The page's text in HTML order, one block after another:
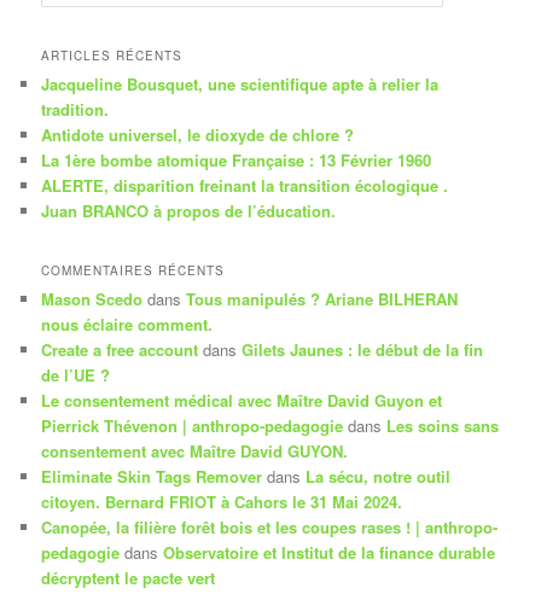
h
r
c
h
e
ARTICLES RÉCENTS
Jacqueline Bousquet, une scientifique apte à relier la
tradition.
Antidote universel, le dioxyde de chlore ?
La 1ère bombe atomique Française : 13 Février 1960
ALERTE, disparition freinant la transition écologique .
Juan BRANCO à propos de l’éducation.
COMMENTAIRES RÉCENTS
Mason Scedo dansTous manipulés ? Ariane BILHERAN
nous éclaire comment.
Create a free account dansGilets Jaunes : le début de la fin
de l’UE ?
Le consentement médical avec Maître David Guyon et
Pierrick Thévenon | anthropo-pedagogie dans Les soins sans
consentement avec Maître David GUYON.
Eliminate Skin Tags Remover dans La sécu, notre outil
citoyen. Bernard FRIOT à Cahors le 31 Mai 2024.
Canopée, la filière forêt bois et les coupes rases ! | anthropo-
pedagogie dansObservatoire et Institut de la finance durable
décryptent le pacte vert